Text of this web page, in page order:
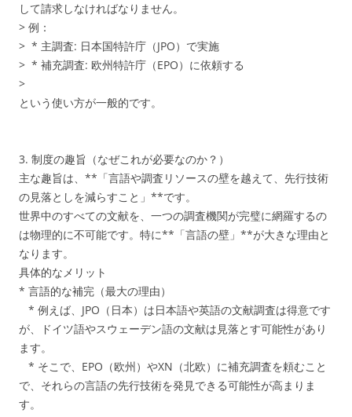
して請求しなければなりません。
> 例：
> * 主調査: 日本国特許庁（JPO）で実施
> * 補充調査: 欧州特許庁（EPO）に依頼する
>
という使い方が一般的です。
3. 制度の趣旨（なぜこれが必要なのか？）
主な趣旨は、**「言語や調査リソースの壁を越えて、先行技術
の見落としを減らすこと」**です。
世界中のすべての文献を、一つの調査機関が完璧に網羅するの
は物理的に不可能です。特に**「言語の壁」**が大きな理由と
なります。
具体的なメリット
* 言語的な補完（最大の理由）
* 例えば、JPO（日本）は日本語や英語の文献調査は得意です
が、ドイツ語やスウェーデン語の文献は見落とす可能性があり
ます。
* そこで、EPO（欧州）やXN（北欧）に補充調査を頼むこと
で、それらの言語の先行技術を発見できる可能性が高まりま
す。